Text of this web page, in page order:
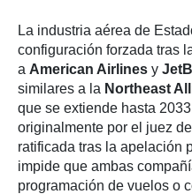
La industria aérea de
configuración forzada tras
a American Airlines y
similares a la Northeast
que se extiende hasta
originalmente por el juez
ratificada tras la apelación
impide que ambas
programación de vuelos o